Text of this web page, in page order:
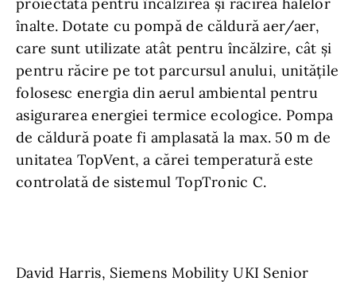
proiectată pentru încălzirea și răcirea halelor
înalte. Dotate cu pompă de căldură aer/aer,
care sunt utilizate atât pentru încălzire, cât și
pentru răcire pe tot parcursul anului, unitățile
folosesc energia din aerul ambiental pentru
asigurarea energiei termice ecologice. Pompa
de căldură poate fi amplasată la max. 50 m de
unitatea TopVent, a cărei temperatură este
controlată de sistemul TopTronic C.
David Harris, Siemens Mobility UKI Senior